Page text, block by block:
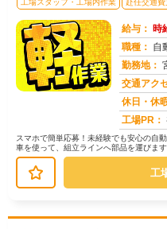
工場スタッフ・工場内作業 赴任交通費
給与： 時
職種： 自
勤務地：
交通アク
休日・休
工場PR：
スマホで簡単応募！未経験でも安心の自
車を使って、組立ラインへ部品を運びま
業：完成した部品にキズがないかなど、...
工